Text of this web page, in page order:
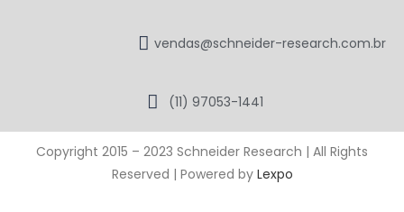
vendas@schneider-research.com.br
(11) 97053-1441
Copyright 2015 – 2023 Schneider Research | All Rights
Reserved | Powered by Lexpo